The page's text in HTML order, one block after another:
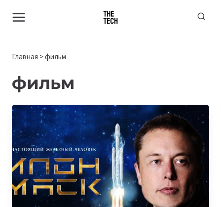
Главная >фильм
фильм